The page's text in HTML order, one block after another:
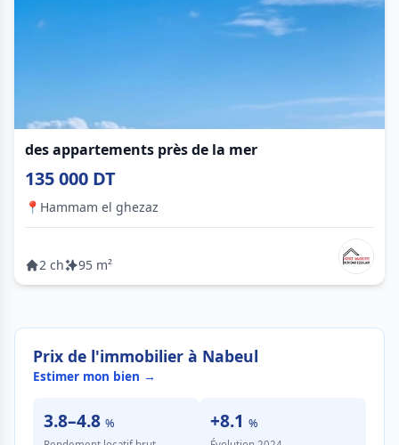
des appartements près de la mer
135 000 DT
📍 Hammam el ghezaz
2 ch 95 m²
Prix de l'immobilier à Nabeul
Estimer mon bien →
3.8–4.8 % +8.1 %